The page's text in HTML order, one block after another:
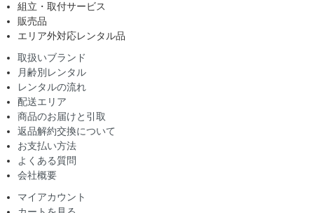
組立・取付サービス
販売品
エリア外対応レンタル品
取扱いブランド
月齢別レンタル
レンタルの流れ
配送エリア
商品のお届けと引取
返品解約交換について
お支払い方法
よくある質問
会社概要
マイアカウント